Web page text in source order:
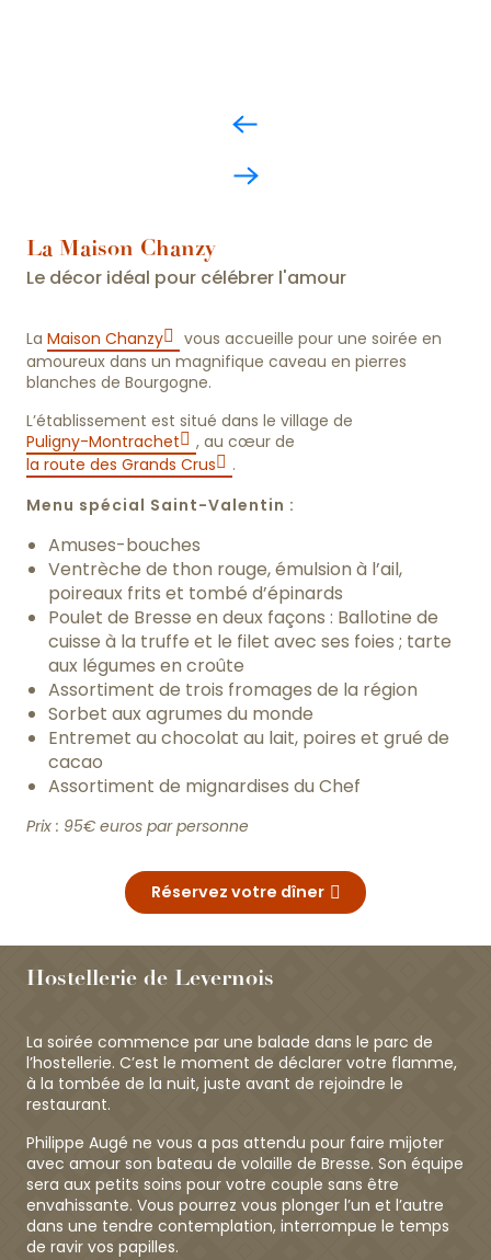
La Maison Chanzy
Le décor idéal pour célébrer l'amour
La Maison Chanzy
vous accueille pour une soirée en
amoureux dans un magnifique caveau en pierres
blanches de Bourgogne.
L’établissement est situé dans le village de
Puligny-Montrachet
, au cœur de
la route des Grands Crus
.
Menu spécial Saint-Valentin :
Amuses-bouches
Ventrèche de thon rouge, émulsion à l’ail,
poireaux frits et tombé d’épinards
Poulet de Bresse en deux façons : Ballotine de
cuisse à la truffe et le filet avec ses foies ; tarte
aux légumes en croûte
Assortiment de trois fromages de la région
Sorbet aux agrumes du monde
Entremet au chocolat au lait, poires et grué de
cacao
Assortiment de mignardises du Chef
Prix : 95€ euros par personne
Réservez votre dîner
Hostellerie de Levernois
La soirée commence par une balade dans le parc de
l’hostellerie. C’est le moment de déclarer votre flamme,
à la tombée de la nuit, juste avant de rejoindre le
restaurant.
Philippe Augé ne vous a pas attendu pour faire mijoter
avec amour son bateau de volaille de Bresse. Son équipe
sera aux petits soins pour votre couple sans être
envahissante. Vous pourrez vous plonger l’un et l’autre
dans une tendre contemplation, interrompue le temps
de ravir vos papilles.